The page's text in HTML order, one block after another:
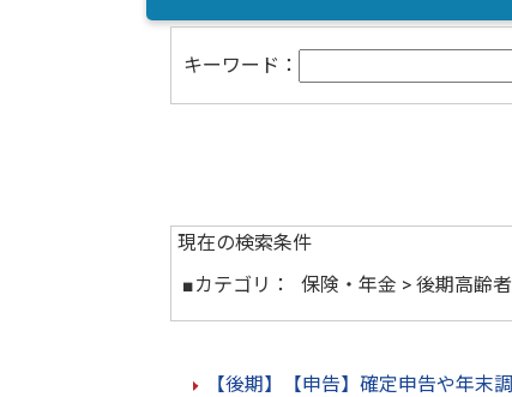
キーワード：
現在の検索条件
■カテゴリ：
保険・年金 > 後期高齢
【後期】【申告】確定申告や年末